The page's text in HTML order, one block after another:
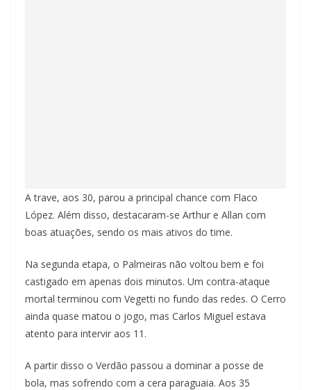
A trave, aos 30, parou a principal chance com Flaco
López. Além disso, destacaram-se Arthur e Allan com
boas atuações, sendo os mais ativos do time.
Na segunda etapa, o Palmeiras não voltou bem e foi
castigado em apenas dois minutos. Um contra-ataque
mortal terminou com Vegetti no fundo das redes. O Cerro
ainda quase matou o jogo, mas Carlos Miguel estava
atento para intervir aos 11.
A partir disso o Verdão passou a dominar a posse de
bola, mas sofrendo com a cera paraguaia. Aos 35